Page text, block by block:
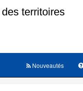
Nouveautés